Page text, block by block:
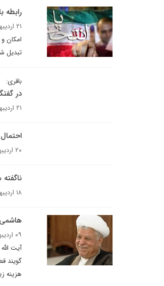
رابطه
۲۱ اردیبهشت ۱۳۹۲
امکان
تبدیل
باقری:
در
۲۱ اردیبهشت ۱۳۹۲
۲۰ اردیبهشت ۱۳۹۲
ناگفته های
۱۸ اردیبهشت ۱۳۹۲
۰۹ اردیبهشت ۱۳۹۲
آیت
گویند
هزینه